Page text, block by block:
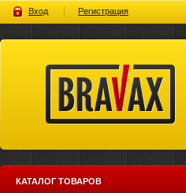
Вход Регистрация
всей россии
КАТАЛОГ ТОВАРОВ